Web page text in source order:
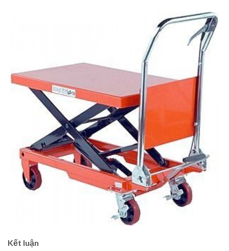
Kết luận